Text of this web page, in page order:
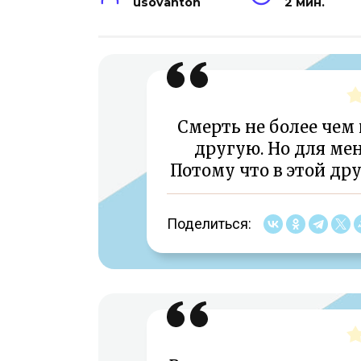
Смерть не более
другую. Но для
Потому что в этой
Поделиться: